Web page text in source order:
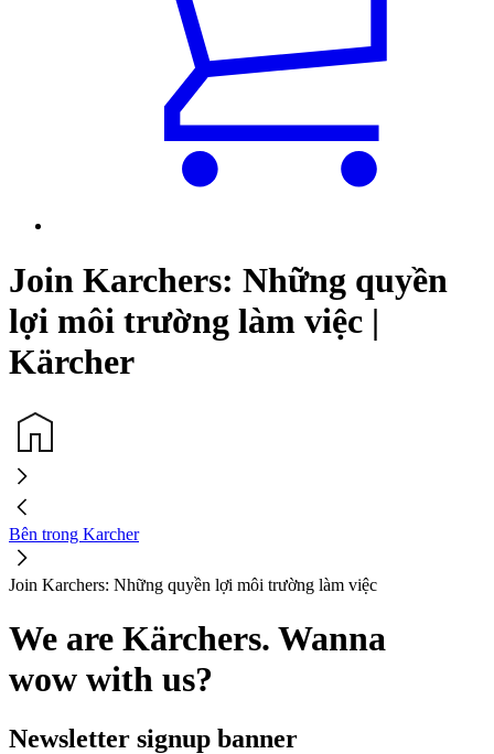
Join Karchers: Những quyền
lợi môi trường làm việc |
Kärcher
Bên trong Karcher
Join Karchers: Những quyền lợi môi trường làm việc
We are Kärchers. Wanna
wow with us?
Newsletter signup banner